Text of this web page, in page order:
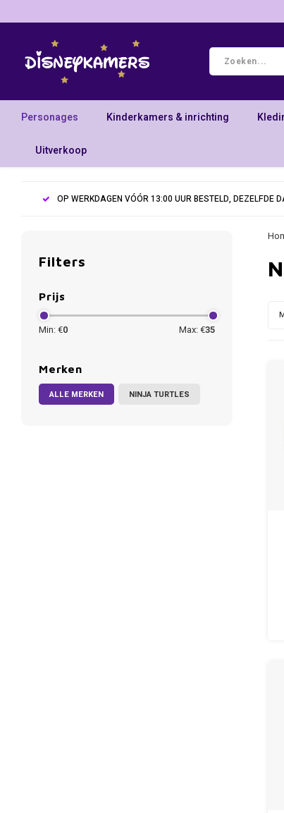
Personages Kinderkamers & inrichting
Uitverkoop
OP WERKDAGEN VÓÓR 13:00 UUR BESTELD, DEZELFDE
Filters
Prijs
Min: €0 Max: €35
Merken
ALLE MERKEN NINJA TURTLES